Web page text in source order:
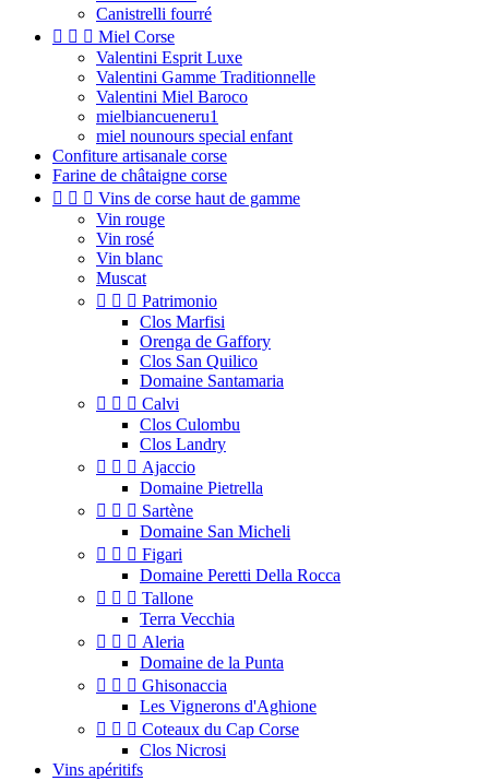
Canistrelli fourré
   Miel Corse
Valentini Esprit Luxe
Valentini Gamme Traditionnelle
Valentini Miel Baroco
mielbiancueneru1
miel nounours special enfant
Confiture artisanale corse
Farine de châtaigne corse
   Vins de corse haut de gamme
Vin rouge
Vin rosé
Vin blanc
Muscat
   Patrimonio
Clos Marfisi
Orenga de Gaffory
Clos San Quilico
Domaine Santamaria
   Calvi
Clos Culombu
Clos Landry
   Ajaccio
Domaine Pietrella
   Sartène
Domaine San Micheli
   Figari
Domaine Peretti Della Rocca
   Tallone
Terra Vecchia
   Aleria
Domaine de la Punta
   Ghisonaccia
Les Vignerons d'Aghione
   Coteaux du Cap Corse
Clos Nicrosi
Vins apéritifs